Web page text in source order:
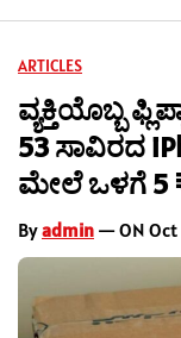
ARTICLES
ವ್ಯಕ್ತಿಯೊಬ್ಬ
53 ಸಾವಿರದ
ಮೇಲೆ ಒಳಗೆ 5
Byadmin — ON Oct